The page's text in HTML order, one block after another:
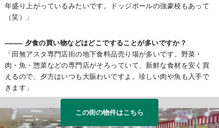
年盛り上がっているみたいです。ドッジボールの強豪校もあって
（笑）」
――― 夕食の買い物などはどこですることが多いですか？
「田無アスタ専門店街の地下食料品売り場が多いです。野菜・
肉・魚・惣菜などの専門店がそろっていて、新鮮な食材を安く買
えるので、夕方はいつも大賑わいですよ。珍しい肉や魚も入手で
きます」
この街の物件はこちら